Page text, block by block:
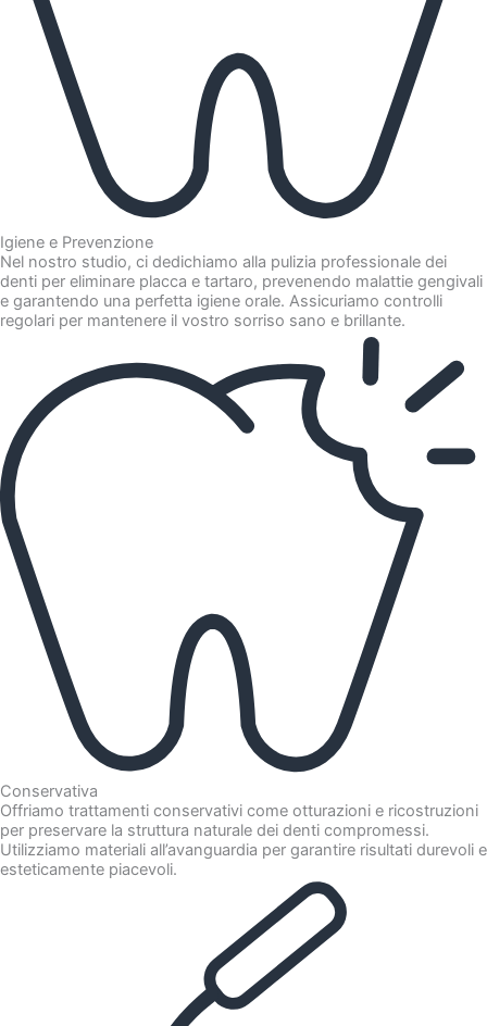
Igiene e Prevenzione
Nel nostro studio, ci dedichiamo alla pulizia professionale dei
denti per eliminare placca e tartaro, prevenendo malattie gengivali
e garantendo una perfetta igiene orale. Assicuriamo controlli
regolari per mantenere il vostro sorriso sano e brillante.
Conservativa
Offriamo trattamenti conservativi come otturazioni e ricostruzioni
per preservare la struttura naturale dei denti compromessi.
Utilizziamo materiali all’avanguardia per garantire risultati durevoli e
esteticamente piacevoli.